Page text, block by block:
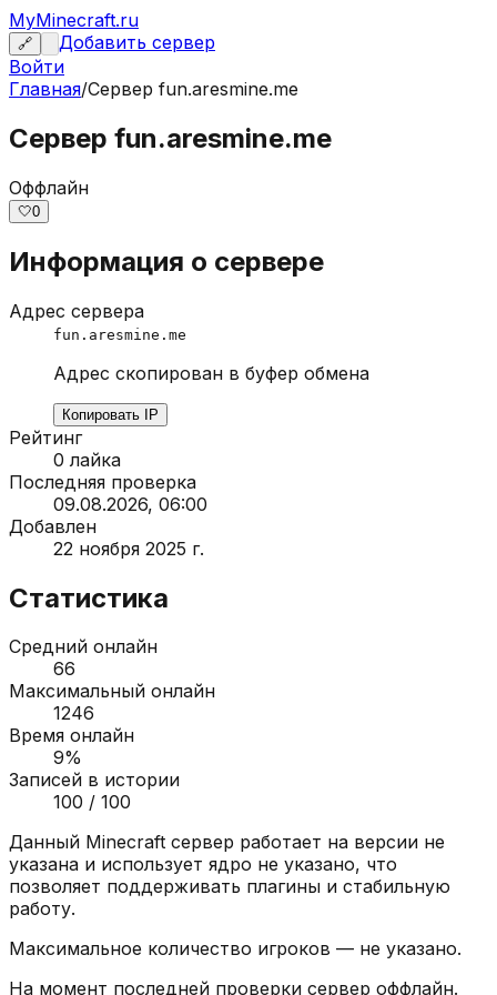
MyMinecraft.ru
🔗
Добавить сервер
Войти
Главная/Сервер fun.aresmine.me
Сервер fun.aresmine.me
Оффлайн
🤍0
Информация о сервере
Адрес сервера
fun.aresmine.me
Адрес скопирован в буфер обмена
Копировать IP
Рейтинг
0 лайка
Последняя проверка
09.08.2026, 06:00
Добавлен
22 ноября 2025 г.
Статистика
Средний онлайн
66
Максимальный онлайн
1246
Время онлайн
9%
Записей в истории
100 / 100
Данный Minecraft сервер работает на версии не
указана и использует ядро не указано, что
позволяет поддерживать плагины и стабильную
работу.
Максимальное количество игроков — не указано.
На момент последней проверки сервер оффлайн.